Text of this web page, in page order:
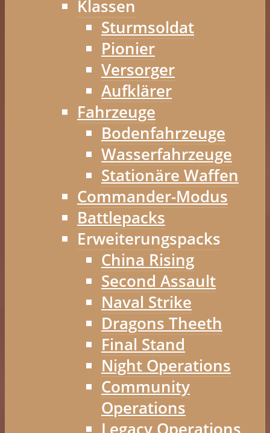
Klassen
Sturmsoldat
Pionier
Versorger
Aufklärer
Fahrzeuge
Bodenfahrzeuge
Wasserfahrzeuge
Stationäre Waffen
Commander-Modus
Battlepacks
Erweiterungspacks
China Rising
Second Assault
Naval Strike
Dragons Theeth
Final Stand
Night Operations
Community
Operations